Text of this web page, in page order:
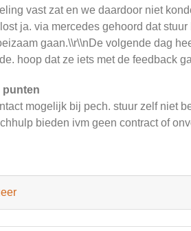
vast zat en we daardoor niet
ja. via mercedes gehoord dat
gaan.\\r\\nDe volgende dag
hoop dat ze iets met de feedback
punten
mogelijk bij pech. stuur zelf niet
bieden ivm geen contract of